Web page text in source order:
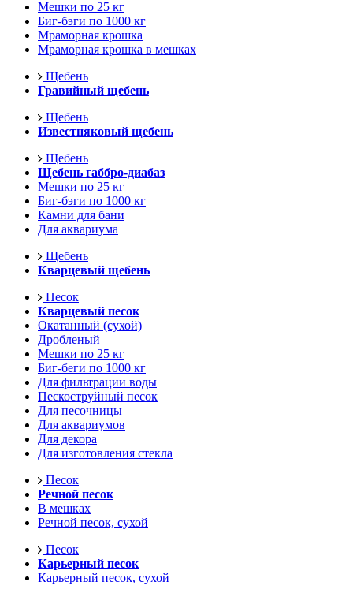
Мешки по 25 кг
Биг-бэги по 1000 кг
Мраморная крошка
Мраморная крошка в мешках
Щебень
Гравийный щебень
Щебень
Известняковый щебень
Щебень
Щебень габбро-диабаз
Мешки по 25 кг
Биг-бэги по 1000 кг
Камни для бани
Для аквариума
Щебень
Кварцевый щебень
Песок
Кварцевый песок
Окатанный (сухой)
Дробленый
Мешки по 25 кг
Биг-беги по 1000 кг
Для фильтрации воды
Пескоструйный песок
Для песочницы
Для аквариумов
Для декора
Для изготовления стекла
Песок
Речной песок
В мешках
Речной песок, сухой
Песок
Карьерный песок
Карьерный песок, сухой